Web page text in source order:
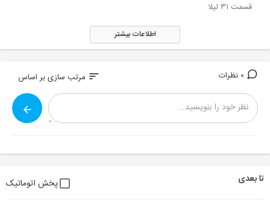
قسمت ۳۱ لیلا
اطلاعات بیشتر
sort مرتب سازی بر اساس
تا بعدی پخش اتوماتیک